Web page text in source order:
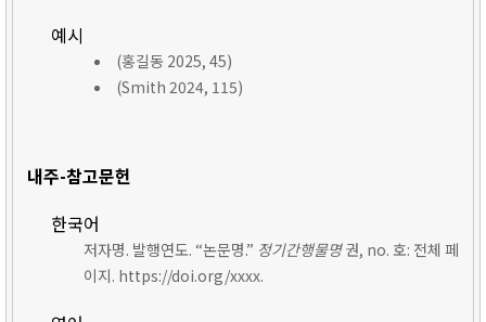
예시
(홍길동 2025, 45)
(Smith 2024, 115)
내주-참고문헌
한국어
저자명. 발행연도. “논문명.” 정기간행물명권, no. 호: 전체 페
이지. https://doi.org/xxxx.